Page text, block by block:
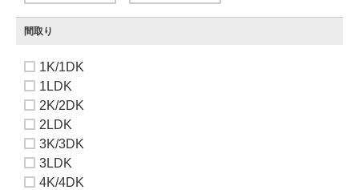
間取り
1K/1DK
1LDK
2K/2DK
2LDK
3K/3DK
3LDK
4K/4DK